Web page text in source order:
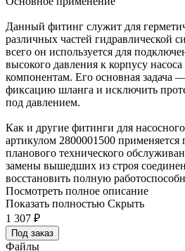
Данный фитинг служит для
различных частей гидравлической
всего он используется для
высокого давления к корпусу
компонентам. Его основная задача
фиксацию шланга и исключить
под давлением.
Как и другие фитинги для
артикулом 2800001500 применяется
планового технического
замены вышедших из строя
восстановить полную
Посмотреть полное описание
Показать полностью Скрыть
1 307 ₽
Под заказ
Файлы